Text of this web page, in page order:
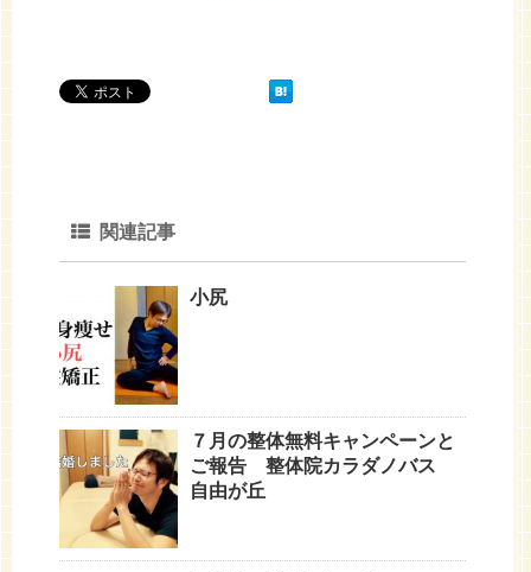
関連記事
小尻
７月の整体無料キャンペーンと
ご報告 整体院カラダノバス
自由が丘